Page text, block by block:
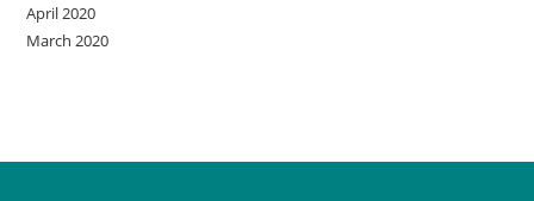
April 2020
March 2020